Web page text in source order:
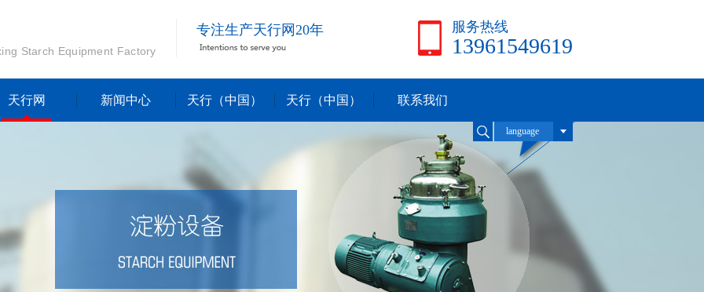
Starch Equipment Factory
专注生产天行网20年 服务热线
13961549619
天行网 新闻中心 天行（中国） 天行（中国） 联系我们
language